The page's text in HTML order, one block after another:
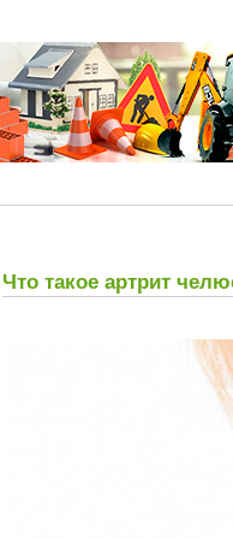
Что такое артрит